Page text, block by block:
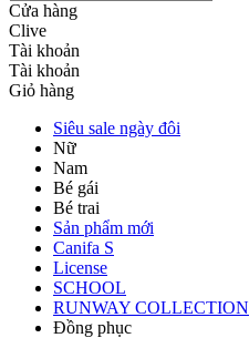
Cửa hàng
Clive
Tài khoản
Tài khoản
Giỏ hàng
Siêu sale ngày đôi
Nữ
Nam
Bé gái
Bé trai
Sản phẩm mới
Canifa S
License
SCHOOL
RUNWAY COLLECTION
Đồng phục